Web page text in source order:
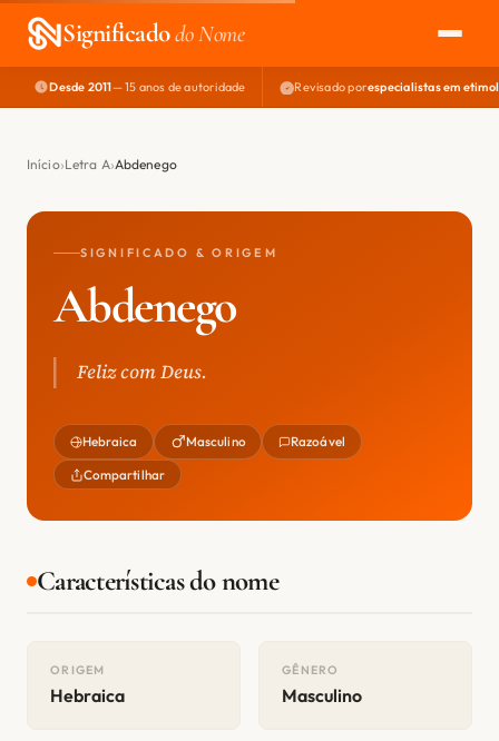
Significadodo Nome
EXPLORAR
NOME PERFEITO
Desde 2011— 15 anos de autoridade Revisado porespecialistas em
Início Letra A Abdenego
SIGNIFICADO & ORIGEM
Abdenego
Feliz com Deus.
Hebraica Masculino Razoável
Compartilhar
Características do nome
ORIGEM
Hebraica
GÊNERO
Masculino